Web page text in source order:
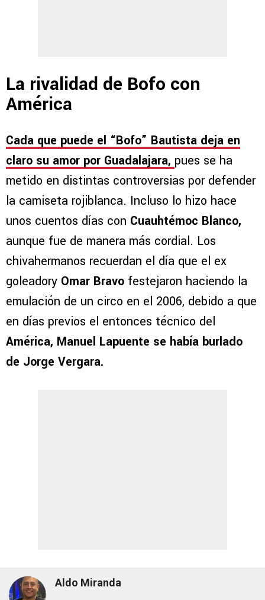
La rivalidad de Bofo con
América
Cada que puede el “Bofo” Bautista deja en
claro su amor por Guadalajara, pues se ha
metido en distintas controversias por defender
la camiseta rojiblanca. Incluso lo hizo hace
unos cuentos días con Cuauhtémoc Blanco,
aunque fue de manera más cordial. Los
chivahermanos recuerdan el día que el ex
goleadory Omar Bravo festejaron haciendo la
emulación de un circo en el 2006, debido a que
en días previos el entonces técnico del
América, Manuel Lapuente se había burlado
de Jorge Vergara.
Aldo Miranda